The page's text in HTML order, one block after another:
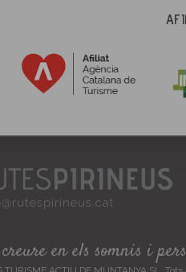
en els somnis i